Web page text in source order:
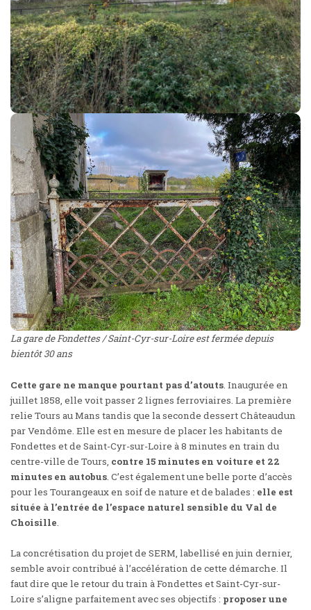
La gare de Fondettes / Saint-Cyr-sur-Loire est fermée depuis
bientôt 30 ans
Cette gare ne manque pourtant pas d’atouts. Inaugurée en
juillet 1858, elle voit passer 2 lignes ferroviaires. La première
relie Tours au Mans tandis que la seconde dessert Châteaudun
par Vendôme. Elle est en mesure de placer les habitants de
Fondettes et de Saint-Cyr-sur-Loire à 8 minutes en train du
centre-ville de Tours, contre 15 minutes en voiture et 22
minutes en autobus. C’est également une belle porte d’accès
pour les Tourangeaux en soif de nature et de balades : elle est
située à l’entrée de l’espace naturel sensible du Val de
Choisille.
La concrétisation du projet de SERM, labellisé en juin dernier,
semble avoir contribué à l’accélération de cette démarche. Il
faut dire que le retour du train à Fondettes et Saint-Cyr-sur-
Loire s’aligne parfaitement avec ses objectifs : proposer une